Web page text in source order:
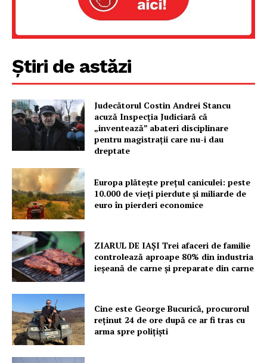
PRESShub
Proiecte editoriale
Contact
Știri de astăzi
Judecătorul Costin Andrei Stancu
acuză Inspecția Judiciară că
„inventează” abateri disciplinare
pentru magistrații care nu-i dau
dreptate
Europa plătește prețul caniculei: peste
10.000 de vieți pierdute și miliarde de
euro în pierderi economice
ZIARUL DE IAȘI Trei afaceri de familie
controlează aproape 80% din industria
ieșeană de carne și preparate din carne
Cine este George Bucurică, procurorul
reținut 24 de ore după ce ar fi tras cu
arma spre polițiști